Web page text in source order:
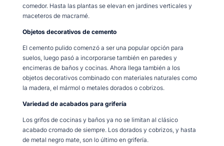
comedor. Hasta las plantas se elevan en jardines verticales y
maceteros de macramé.
Objetos decorativos de cemento
El cemento pulido comenzó a ser una popular opción para
suelos, luego pasó a incorporarse también en paredes y
encimeras de baños y cocinas. Ahora llega también a los
objetos decorativos combinado con materiales naturales como
la madera, el mármol o metales dorados o cobrizos.
Variedad de acabados para grifería
Los grifos de cocinas y baños ya no se limitan al clásico
acabado cromado de siempre. Los dorados y cobrizos, y hasta
de metal negro mate, son lo último en grifería.